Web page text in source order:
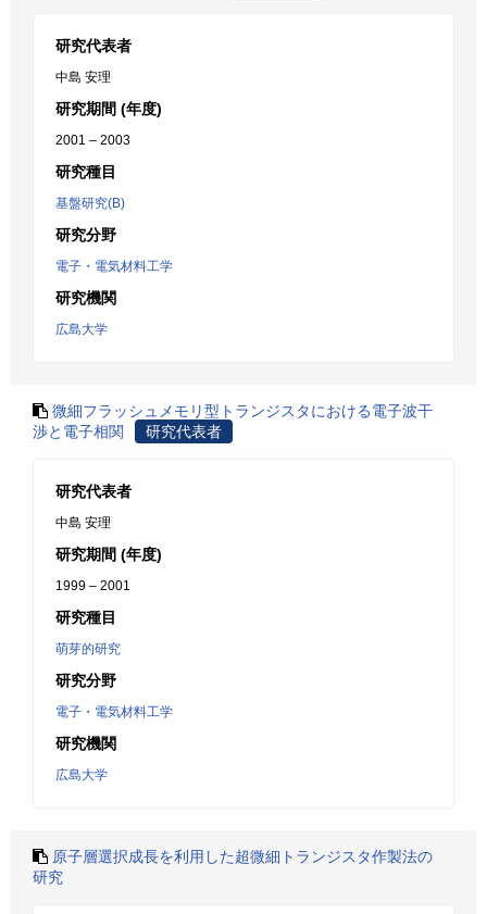
研究代表者
中島 安理
研究期間 (年度)
2001 – 2003
研究種目
基盤研究(B)
研究分野
電子・電気材料工学
研究機関
広島大学
微細フラッシュメモリ型トランジスタにおける電子波干
渉と電子相関
研究代表者
研究代表者
中島 安理
研究期間 (年度)
1999 – 2001
研究種目
萌芽的研究
研究分野
電子・電気材料工学
研究機関
広島大学
原子層選択成長を利用した超微細トランジスタ作製法の
研究